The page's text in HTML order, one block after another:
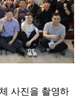
사진을 촬영하